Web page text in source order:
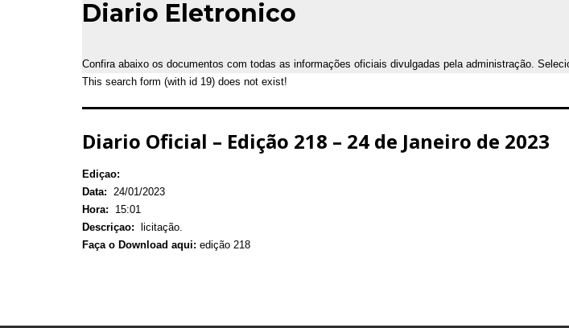
Diario Eletronico
Confira abaixo os documentos com todas as informações oficiais divulgadas pela administração.
This search form (with id 19) does not exist!
Diario Oficial – Edição 218 – 24 de Janeiro de 2023
Ediçao:
Data: 24/01/2023
Hora:
15:01
Descriçao:
licitação.
Faça o Download aqui: edição 218